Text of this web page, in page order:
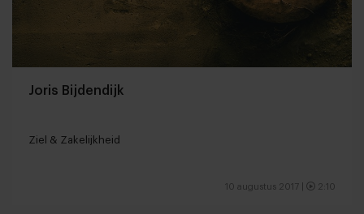
Joris Bijdendijk
Ziel & Zakelijkheid
10 augustus 2017 2:10